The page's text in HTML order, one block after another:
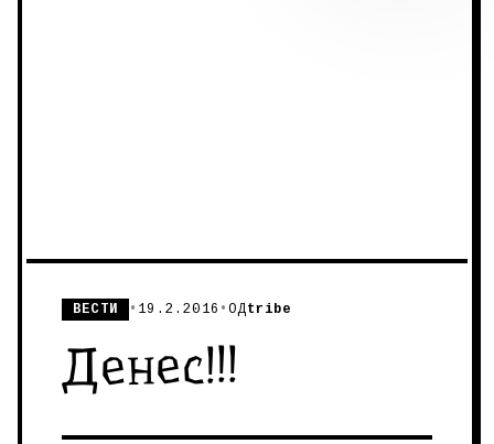
ВЕСТИ • 19.2.2016 •ОДtribe
Денес!!!